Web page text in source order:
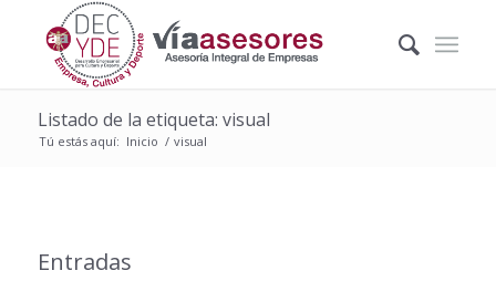
Listado de la etiqueta: visual
Tú estás aquí: Inicio / visual
Entradas